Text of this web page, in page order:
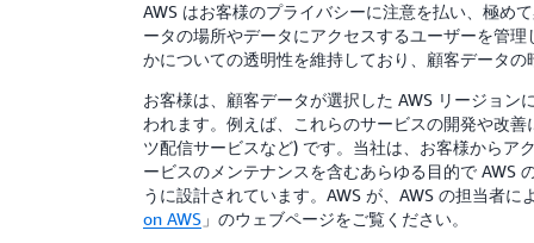
AWS はお客様のプライバシーに注意を払い、極め
ータの場所やデータにアクセスするユーザーを管
かについての透明性を維持しており、顧客データ
お客様は、顧客データが選択した AWS リージョ
われます。例えば、これらのサービスの開発や改
ツ配信サービスなど) です。当社は、お客様からア
ービスのメンテナンスを含むあらゆる目的で AWS
うに設計されています。AWS が、AWS の担当者
on AWS 」のウェブページをご覧ください。